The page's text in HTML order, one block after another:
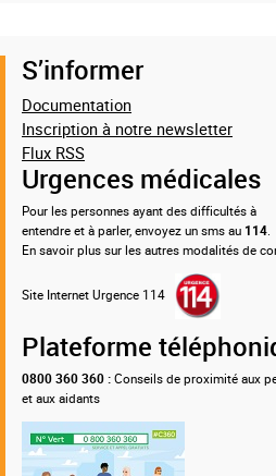
S’informer
Documentation
Inscription à notre newsletter
Flux RSS
Urgences médicales
Pour les personnes ayant des difficultés à
entendre et à parler, envoyez un sms au 114.
En savoir plus sur les autres modalités de
Site Internet Urgence 114
Plateforme
0800 360 360 : Conseils de proximité aux
et aux aidants